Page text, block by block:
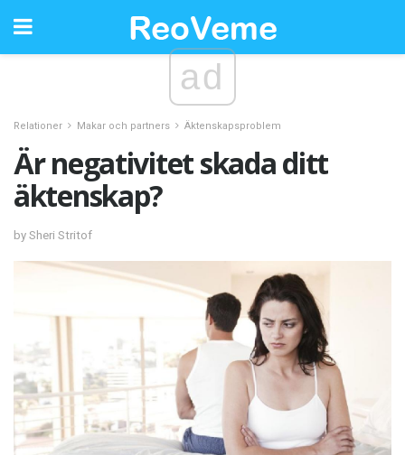
ad
Relationer Makar och partners Äktenskapsproblem
Är negativitet skada ditt
äktenskap?
by Sheri Stritof